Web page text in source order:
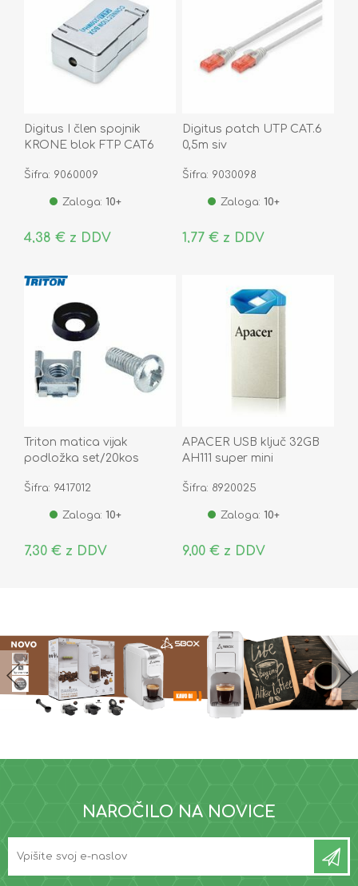
Digitus I člen spojnik
KRONE blok FTP CAT6
Šifra: 9060009
Zaloga: 10+
4,38 € z DDV
Digitus patch UTP CAT.6
0,5m siv
Šifra: 9030098
Zaloga: 10+
1,77 € z DDV
Triton matica vijak
podložka set/20kos
Šifra: 9417012
Zaloga: 10+
7,30 € z DDV
APACER USB ključ 32GB
AH111 super mini
Šifra: 8920025
Zaloga: 10+
9,00 € z DDV
NAROČILO NA NOVICE